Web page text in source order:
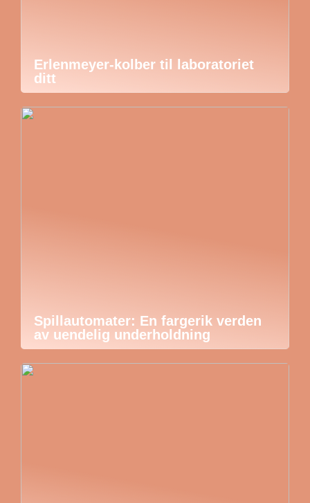
Erlenmeyer-kolber til laboratoriet
ditt
Spillautomater: En fargerik verden
av uendelig underholdning